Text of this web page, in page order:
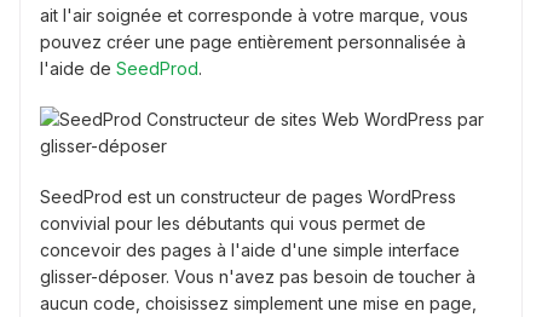
ait l'air soignée et corresponde à votre marque, vous
pouvez créer une page entièrement personnalisée à
l'aide de SeedProd.
SeedProd est un constructeur de pages WordPress
convivial pour les débutants qui vous permet de
concevoir des pages à l'aide d'une simple interface
glisser-déposer. Vous n'avez pas besoin de toucher à
aucun code, choisissez simplement une mise en page,